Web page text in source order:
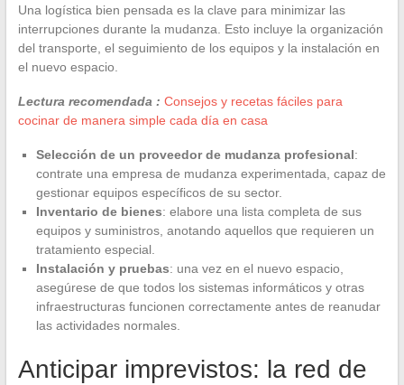
Una logística bien pensada es la clave para minimizar las
interrupciones durante la mudanza. Esto incluye la organización
del transporte, el seguimiento de los equipos y la instalación en
el nuevo espacio.
Lectura recomendada : Consejos y recetas fáciles para
cocinar de manera simple cada día en casa
Selección de un proveedor de mudanza profesional:
contrate una empresa de mudanza experimentada, capaz de
gestionar equipos específicos de su sector.
Inventario de bienes: elabore una lista completa de sus
equipos y suministros, anotando aquellos que requieren un
tratamiento especial.
Instalación y pruebas: una vez en el nuevo espacio,
asegúrese de que todos los sistemas informáticos y otras
infraestructuras funcionen correctamente antes de reanudar
las actividades normales.
Anticipar imprevistos: la red de